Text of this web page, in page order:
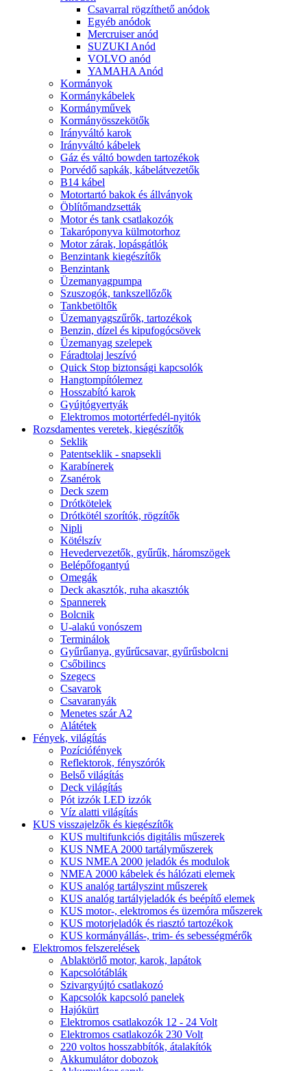
Csavarral rögzíthető anódok
Egyéb anódok
Mercruiser anód
SUZUKI Anód
VOLVO anód
YAMAHA Anód
Kormányok
Kormánykábelek
Kormányművek
Kormányösszekötők
Irányváltó karok
Irányváltó kábelek
Gáz és váltó bowden tartozékok
Porvédő sapkák, kábelátvezetők
B14 kábel
Motortartó bakok és állványok
Öblítőmandzsetták
Motor és tank csatlakozók
Takaróponyva külmotorhoz
Motor zárak, lopásgátlók
Benzintank kiegészítők
Benzintank
Üzemanyagpumpa
Szuszogók, tankszellőzők
Tankbetöltők
Üzemanyagszűrők, tartozékok
Benzin, dízel és kipufogócsövek
Üzemanyag szelepek
Fáradtolaj leszívó
Quick Stop biztonsági kapcsolók
Hangtompítólemez
Hosszabító karok
Gyújtógyertyák
Elektromos motortérfedél-nyitók
Rozsdamentes veretek, kiegészítők
Seklik
Patentseklik - snapsekli
Karabínerek
Zsanérok
Deck szem
Drótkötelek
Drótkötél szorítók, rögzítők
Nipli
Kötélszív
Hevedervezetők, gyűrűk, háromszögek
Belépőfogantyú
Omegák
Deck akasztók, ruha akasztók
Spannerek
Bolcnik
U-alakú vonószem
Terminálok
Gyűrűanya, gyűrűcsavar, gyűrűsbolcni
Csőbilincs
Szegecs
Csavarok
Csavaranyák
Menetes szár A2
Alátétek
Fények, világítás
Pozíciófények
Reflektorok, fényszórók
Belső világítás
Deck világítás
Pót izzók LED izzók
Víz alatti világítás
KUS visszajelzők és kiegészítők
KUS multifunkciós digitális műszerek
KUS NMEA 2000 tartályműszerek
KUS NMEA 2000 jeladók és modulok
NMEA 2000 kábelek és hálózati elemek
KUS analóg tartályszint műszerek
KUS analóg tartályjeladók és beépítő elemek
KUS motor-, elektromos és üzemóra műszerek
KUS motorjeladók és riasztó tartozékok
KUS kormányállás-, trim- és sebességmérők
Elektromos felszerelések
Ablaktörlő motor, karok, lapátok
Kapcsolótáblák
Szivargyújtó csatlakozó
Kapcsolók kapcsoló panelek
Hajókürt
Elektromos csatlakozók 12 - 24 Volt
Elektromos csatlakozók 230 Volt
220 voltos hosszabbítók, átalakítók
Akkumulátor dobozok